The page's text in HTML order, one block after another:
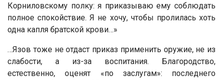
Корниловскому полку: я приказываю ему соблюдать
полное спокойствие. Я не хочу, чтобы пролилась хоть
одна капля братской крови…»
…Язов тоже не отдаст приказ применить оружие, не из
слабости, а из-за воспитания. Благородство,
естественно, оценят «по заслугам»: последнего